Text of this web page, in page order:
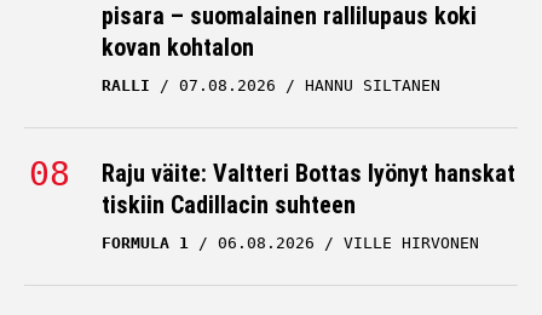
pisara – suomalainen rallilupaus koki
kovan kohtalon
RALLI 07.08.2026 HANNU SILTANEN
Raju väite: Valtteri Bottas lyönyt hanskat
tiskiin Cadillacin suhteen
FORMULA 1 06.08.2026 VILLE HIRVONEN